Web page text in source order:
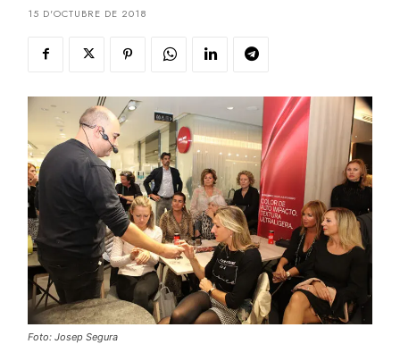
15 D'OCTUBRE DE 2018
Foto: Josep Segura